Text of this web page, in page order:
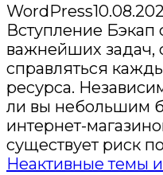
WordPress
Вступление Бэкап
важнейших задач,
справляться
ресурса.
ли вы небольшим
интернет-
существует риск
Неактивные темы